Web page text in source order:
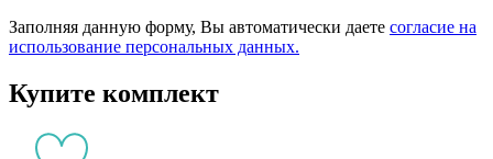
Заполняя данную форму, Вы автоматически даете согласие на
использование персональных данных.
Купите комплект